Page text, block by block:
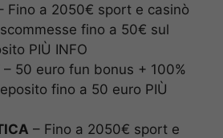
Fino a 2050€ sport e casinò
fino a 50€ sul
PIÙ INFO
– 50 euro fun bonus + 100%
fino a 50 euro PIÙ
– Fino a 2050€ sport e